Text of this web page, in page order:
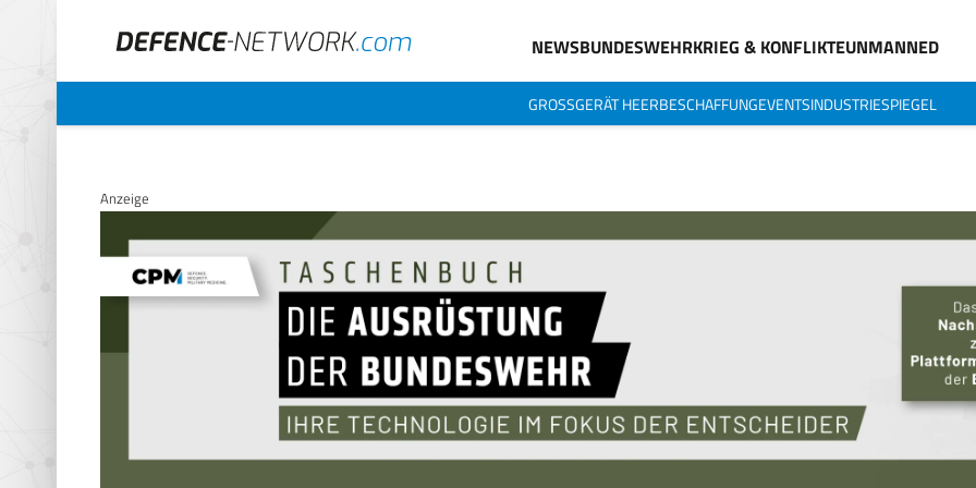
NEWSBUNDESWEHRKRIEG & KONFLIKTEUNMANNED
GROSSGERÄT HEERBESCHAFFUNGEVENTSINDUSTRIESPIEGEL
Anzeige